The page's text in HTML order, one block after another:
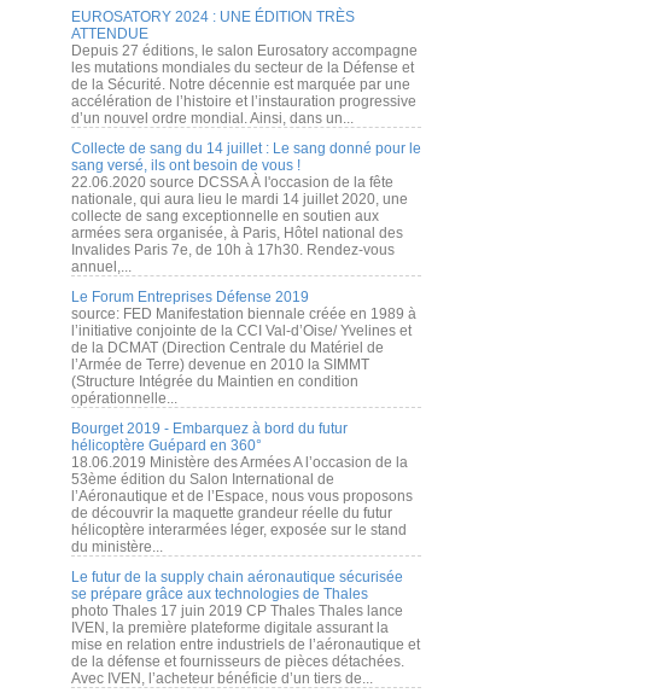
EUROSATORY 2024 : UNE ÉDITION TRÈS
ATTENDUE
Depuis 27 éditions, le salon Eurosatory accompagne
les mutations mondiales du secteur de la Défense et
de la Sécurité. Notre décennie est marquée par une
accélération de l’histoire et l’instauration progressive
d’un nouvel ordre mondial. Ainsi, dans un...
Collecte de sang du 14 juillet : Le sang donné pour le
sang versé, ils ont besoin de vous !
22.06.2020 source DCSSA À l'occasion de la fête
nationale, qui aura lieu le mardi 14 juillet 2020, une
collecte de sang exceptionnelle en soutien aux
armées sera organisée, à Paris, Hôtel national des
Invalides Paris 7e, de 10h à 17h30. Rendez-vous
annuel,...
Le Forum Entreprises Défense 2019
source: FED Manifestation biennale créée en 1989 à
l’initiative conjointe de la CCI Val-d’Oise/ Yvelines et
de la DCMAT (Direction Centrale du Matériel de
l’Armée de Terre) devenue en 2010 la SIMMT
(Structure Intégrée du Maintien en condition
opérationnelle...
Bourget 2019 - Embarquez à bord du futur
hélicoptère Guépard en 360°
18.06.2019 Ministère des Armées A l’occasion de la
53ème édition du Salon International de
l’Aéronautique et de l’Espace, nous vous proposons
de découvrir la maquette grandeur réelle du futur
hélicoptère interarmées léger, exposée sur le stand
du ministère...
Le futur de la supply chain aéronautique sécurisée
se prépare grâce aux technologies de Thales
photo Thales 17 juin 2019 CP Thales Thales lance
IVEN, la première plateforme digitale assurant la
mise en relation entre industriels de l’aéronautique et
de la défense et fournisseurs de pièces détachées.
Avec IVEN, l’acheteur bénéficie d’un tiers de...